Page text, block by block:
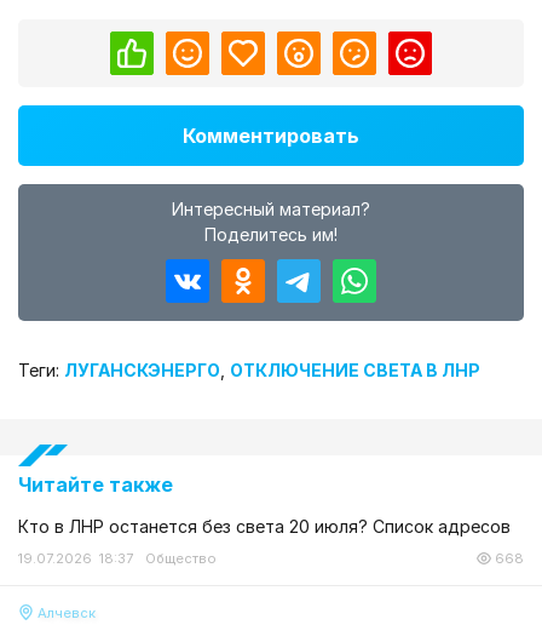
Комментировать
Интересный материал?
Поделитесь им!
Теги: ЛУГАНСКЭНЕРГО ОТКЛЮЧЕНИЕ СВЕТА В ЛНР
Читайте также
Кто в ЛНР останется без света 20 июля? Список адресов
19.07.2026 18:37 Общество 668
Алчевск